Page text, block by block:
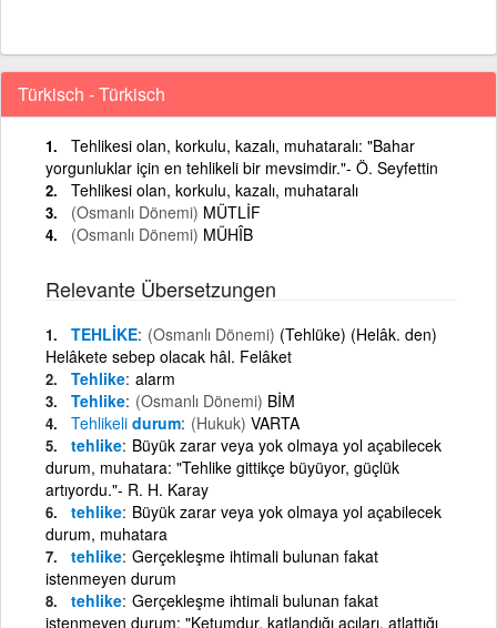
Türkisch - Türkisch
Tehlikesi olan, korkulu, kazalı, muhataralı: "Bahar
yorgunluklar için en tehlikeli bir mevsimdir."- Ö. Seyfettin
Tehlikesi olan, korkulu, kazalı, muhataralı
(Osmanlı Dönemi) MÜTLİF
(Osmanlı Dönemi) MÜHÎB
Relevante Übersetzungen
TEHLİKE (Osmanlı Dönemi) (Tehlüke) (Helâk. den)
Helâkete sebep olacak hâl. Felâket
Tehlike alarm
Tehlike (Osmanlı Dönemi) BİM
Tehlikeli durum (Hukuk) VARTA
tehlike Büyük zarar veya yok olmaya yol açabilecek
durum, muhatara: "Tehlike gittikçe büyüyor, güçlük
artıyordu."- R. H. Karay
tehlike Büyük zarar veya yok olmaya yol açabilecek
durum, muhatara
tehlike Gerçekleşme ihtimali bulunan fakat
istenmeyen durum
tehlike Gerçekleşme ihtimali bulunan fakat
istenmeyen durum: "Ketumdur, katlandığı acıları, atlattığı